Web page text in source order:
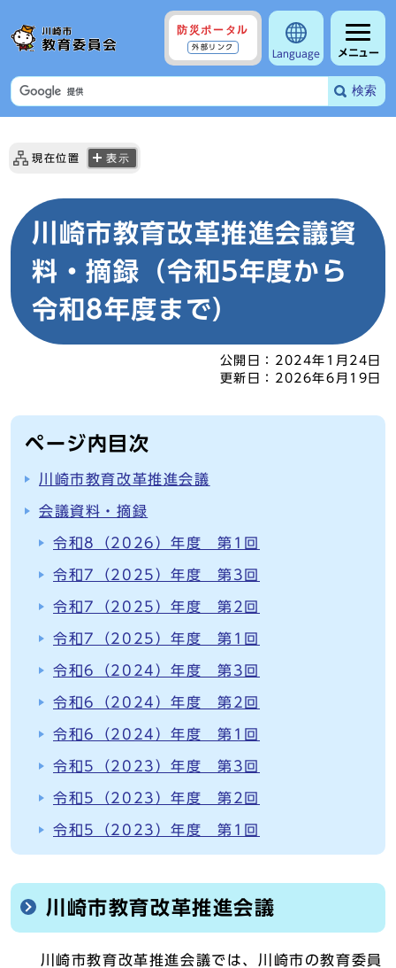
防災ポータル
外部リンク
Language メニュー
検索
現在位置 表示
川崎市教育改革推進会議資
料・摘録（令和5年度から
令和8年度まで）
公開日： 2024年1月24日
更新日： 2026年6月19日
ページ内目次
川崎市教育改革推進会議
会議資料・摘録
令和8（2026）年度 第1回
令和7（2025）年度 第3回
令和7（2025）年度 第2回
令和7（2025）年度 第1回
令和6（2024）年度 第3回
令和6（2024）年度 第2回
令和6（2024）年度 第1回
令和5（2023）年度 第3回
令和5（2023）年度 第2回
令和5（2023）年度 第1回
川崎市教育改革推進会議
川崎市教育改革推進会議では、川崎市の教育委員